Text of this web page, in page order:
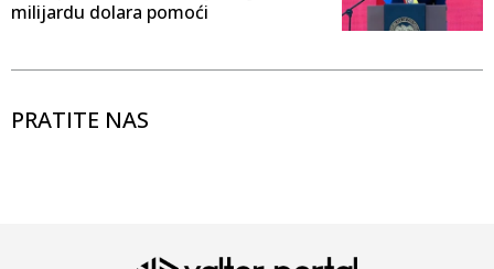
milijardu dolara pomoći
PRATITE NAS